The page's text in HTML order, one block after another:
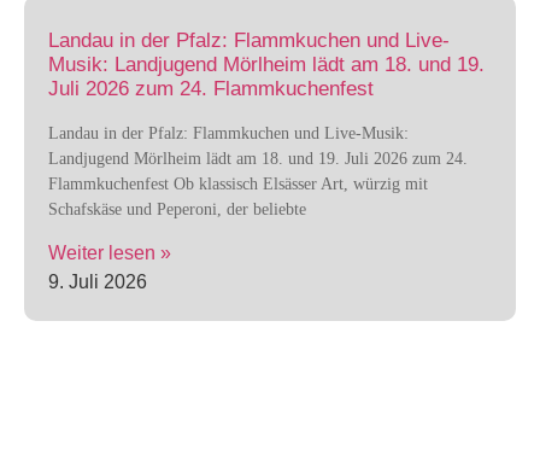
Landau in der Pfalz: Flammkuchen und Live-
Musik: Landjugend Mörlheim lädt am 18. und 19.
Juli 2026 zum 24. Flammkuchenfest
Landau in der Pfalz: Flammkuchen und Live-Musik:
Landjugend Mörlheim lädt am 18. und 19. Juli 2026 zum 24.
Flammkuchenfest Ob klassisch Elsässer Art, würzig mit
Schafskäse und Peperoni, der beliebte
Weiter lesen »
9. Juli 2026